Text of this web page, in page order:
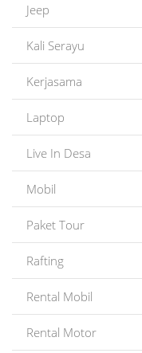
Jeep
Kali Serayu
Kerjasama
Laptop
Live In Desa
Mobil
Paket Tour
Rafting
Rental Mobil
Rental Motor